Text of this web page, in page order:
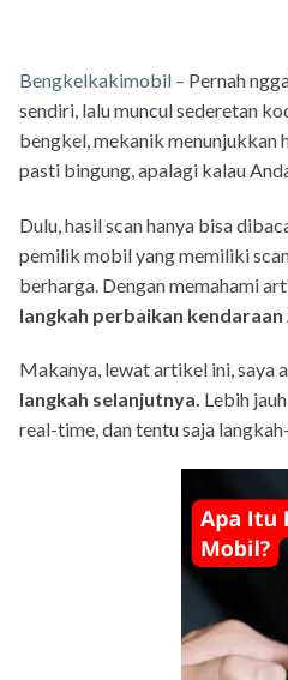
Bengkelkakimobil – Pernah
sendiri, lalu muncul sederetan
bengkel, mekanik menunjukkan
pasti bingung, apalagi kalau
Dulu, hasil scan hanya bisa
pemilik mobil yang memiliki
berharga. Dengan memahami
langkah perbaikan kendaraan
Makanya, lewat artikel ini, saya
langkah selanjutnya. Lebih
real-time, dan tentu saja